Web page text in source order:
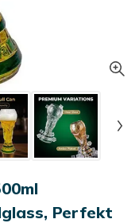
Perfekt